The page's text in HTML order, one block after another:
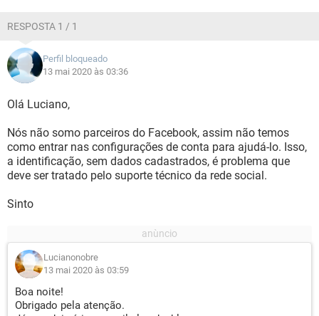
RESPOSTA 1 / 1
Perfil bloqueado
13 mai 2020 às 03:36
Olá Luciano,
Nós não somo parceiros do Facebook, assim não temos
como entrar nas configurações de conta para ajudá-lo. Isso,
a identificação, sem dados cadastrados, é problema que
deve ser tratado pelo suporte técnico da rede social.
Sinto
Lucianonobre
13 mai 2020 às 03:59
Boa noite!
Obrigado pela atenção.